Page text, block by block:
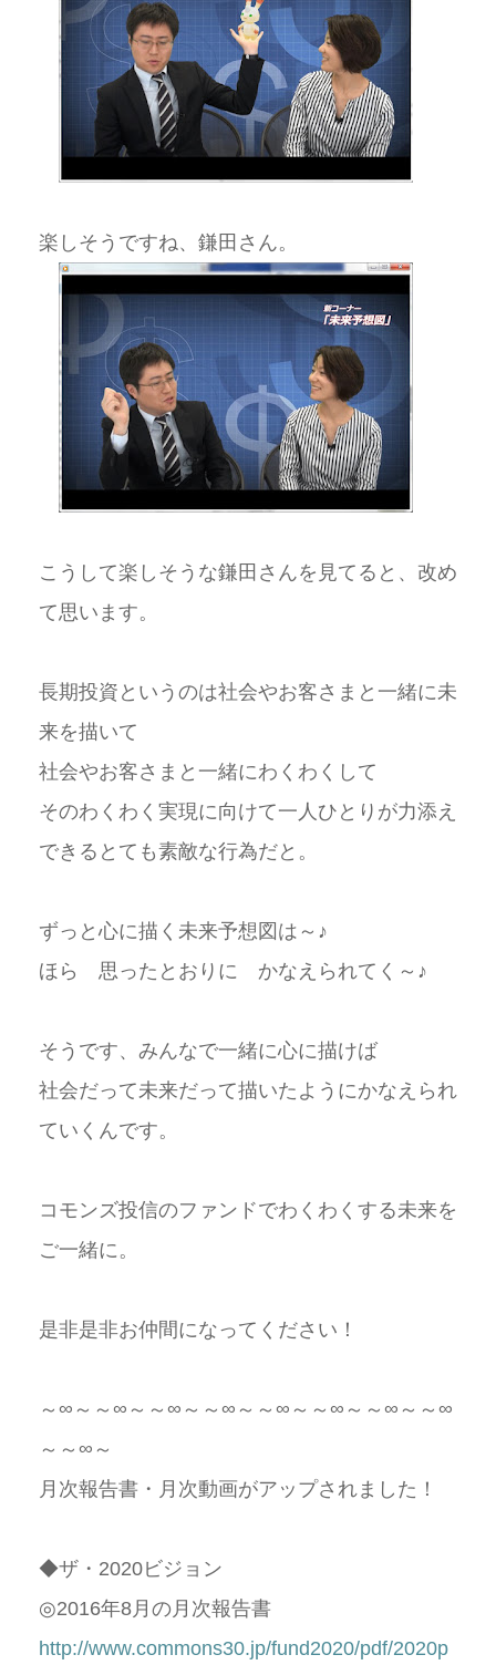
楽しそうですね、鎌田さん。
こうして楽しそうな鎌田さんを見てると、改め
て思います。
長期投資というのは社会やお客さまと一緒に未
来を描いて
社会やお客さまと一緒にわくわくして
そのわくわく実現に向けて一人ひとりが力添え
できるとても素敵な行為だと。
ずっと心に描く未来予想図は～♪
ほら 思ったとおりに かなえられてく～♪
そうです、みんなで一緒に心に描けば
社会だって未来だって描いたようにかなえられ
ていくんです。
コモンズ投信のファンドでわくわくする未来を
ご一緒に。
是非是非お仲間になってください！
～∞～～∞～～∞～～∞～～∞～～∞～～∞～～∞
～～∞～
月次報告書・月次動画がアップされました！
◆ザ・ 2020ビジョン
◎2016年8 月の月次報告書
http://www.commons30.jp/fund2020/pdf/2020p